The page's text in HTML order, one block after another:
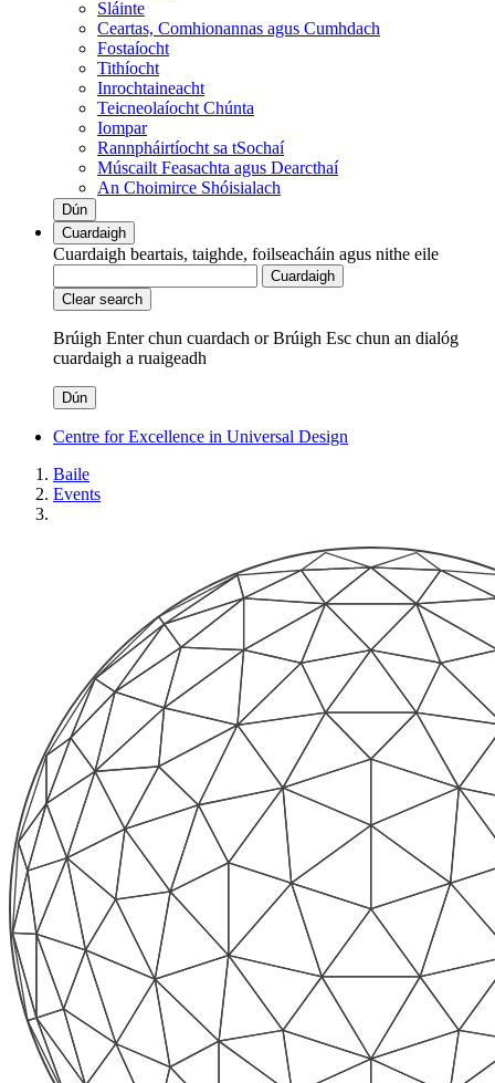
Sláinte
Ceartas, Comhionannas agus Cumhdach
Fostaíocht
Tithíocht
Inrochtaineacht
Teicneolaíocht Chúnta
Iompar
Rannpháirtíocht sa tSochaí
Múscailt Feasachta agus Dearcthaí
An Choimirce Shóisialach
Dún
Cuardaigh
Cuardaigh beartais, taighde, foilseacháin agus nithe eile
Cuardaigh
Clear search
Brúigh Enter chun cuardach orBrúigh Esc chun an dialóg
cuardaigh a ruaigeadh
Dún
Centre for Excellence in Universal Design
Baile
Events